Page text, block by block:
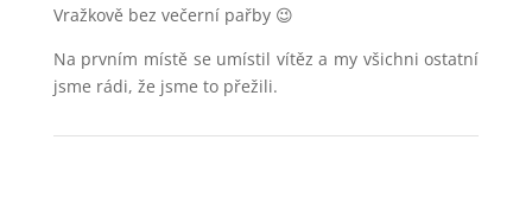
Vražkově bez večerní pařby 😉
Na prvním místě se umístil vítěz a my všichni ostatní
jsme rádi, že jsme to přežili.